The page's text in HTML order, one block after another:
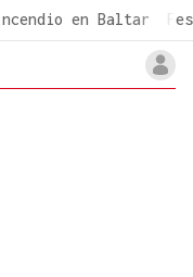
en Baltar